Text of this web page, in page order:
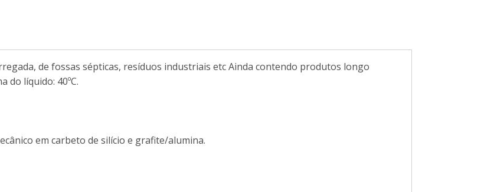
de fossas sépticas, resíduos industriais etc Ainda contendo produtos longo
do líquido: 40ºC.
em carbeto de silício e grafite/alumina.